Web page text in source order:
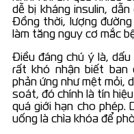
dễ bị kháng insulin,
Đồng thời, lượng
làm tăng nguy cơ mắc
Điều đáng chú ý là,
rất khó nhận biết ban
phản ứng như mệt mỏi,
soát, đó chính là tín
quá giới hạn cho phép.
uống là chìa khóa để